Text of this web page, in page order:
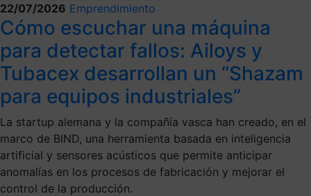
22/07/2026 Emprendimiento
Cómo escuchar una máquina
para detectar fallos: Ailoys y
Tubacex desarrollan un “Shazam
para equipos industriales”
La startup alemana y la compañía vasca han creado, en el
marco de BIND, una herramienta basada en inteligencia
artificial y sensores acústicos que permite anticipar
anomalías en los procesos de fabricación y mejorar el
control de la producción.